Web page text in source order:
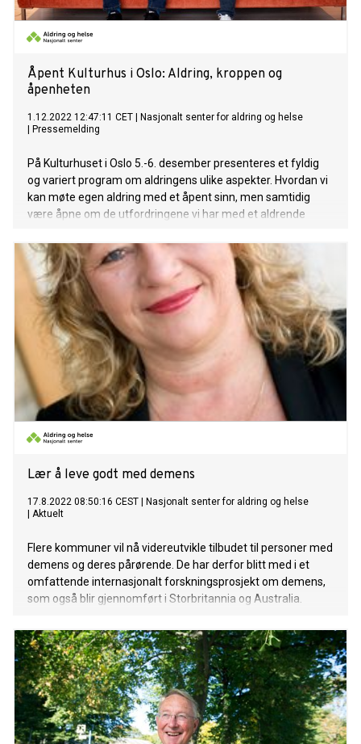
Åpent Kulturhus i Oslo: Aldring, kroppen og
åpenheten
1.12.2022 12:47:11 CET
Nasjonalt senter for aldring og helse
Pressemelding
På Kulturhuset i Oslo 5.-6. desember presenteres et fyldig
og variert program om aldringens ulike aspekter. Hvordan vi
kan møte egen aldring med et åpent sinn, men samtidig
være åpne om de utfordringene vi har med et aldrende
med utfordringer, men med alderen kommer også erfaring,
frihet og muligheter.
Lær å leve godt med demens
17.8.2022 08:50:16 CEST
Nasjonalt senter for aldring og helse
Aktuelt
Flere kommuner vil nå videreutvikle tilbudet til personer med
demens og deres pårørende. De har derfor blitt med i et
omfattende internasjonalt forskningsprosjekt om demens,
som også blir gjennomført i Storbritannia og Australia.